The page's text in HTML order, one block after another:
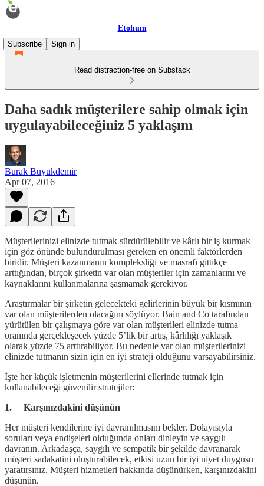
Etohum
Subscribe
Sign in
Read distraction-free on Substack
Daha sadık müşterilere sahip olmak için
uygulayabileceğiniz 5 yaklaşım
Burak Buyukdemir
Apr 07, 2016
Müşterilerinizi elinizde tutmak sürdürülebilir ve kârlı bir iş kurmak
için göz önünde bulundurulması gereken en önemli faktörlerden
biridir. Müşteri kazanmanın kompleksliği ve masrafı gittikçe
arttığından, birçok şirketin var olan müşteriler için zamanlarını ve
kaynaklarını kullanmalarına şaşmamak gerekiyor.
Araştırmalar bir şirketin gelecekteki gelirlerinin büyük bir kısmının
var olan müşterilerden olacağını söylüyor. Bain and Co tarafından
yürütülen bir çalışmaya göre var olan müşterileri elinizde tutma
oranında gerçekleşecek yüzde 5’lik bir artış, kârlılığı yaklaşık
olarak yüzde 75 arttırabiliyor. Bu nedenle var olan müşterilerinizi
elinizde tutmanın sizin için en iyi strateji olduğunu varsayabilirsiniz.
İşte her küçük işletmenin müşterilerini ellerinde tutmak için
kullanabileceği güvenilir stratejiler:
1. Karşınızdakini düşünün
Her müşteri kendilerine iyi davranılmasını bekler. Dolayısıyla
soruları veya endişeleri olduğunda onları dinleyin ve saygılı
davranın. Arkadaşça, saygılı ve sempatik bir şekilde davranarak
müşteri sadakatini oluşturabilecek, etkisi uzun bir iyi niyet duygusu
yaratırsınız. Müşteri hizmetleri hakkında düşünürken, karşınızdakini
düşünün.